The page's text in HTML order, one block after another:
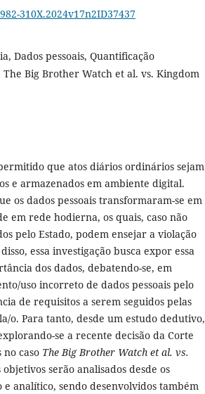
310X.2024v17n2ID37437
Dados pessoais, Quantificação
Big Brother Watch et al. vs. Kingdom
que atos diários ordinários sejam
e armazenados em ambiente digital.
os dados pessoais transformaram-se em
em rede hodierna, os quais, caso não
pelo Estado, podem ensejar a violação
essa investigação busca expor essa
dos dados, debatendo-se, em
uso incorreto de dados pessoais pelo
de requisitos a serem seguidos pelas
o. Para tanto, desde um estudo dedutivo,
se a recente decisão da Corte
caso The Big Brother Watch et al. vs.
serão analisados desde os
analítico, sendo desenvolvidos também